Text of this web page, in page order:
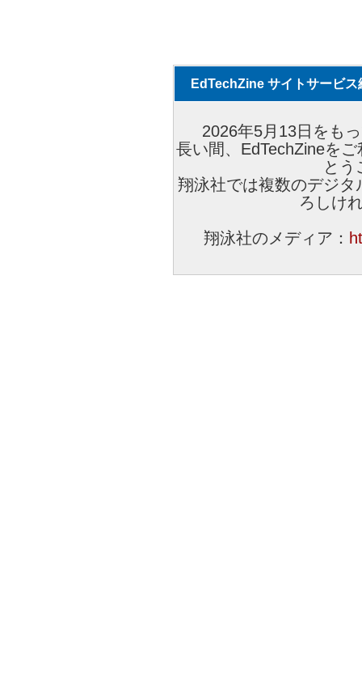
EdTechZine サイトサービス
2026年5月13日をも
長い間、EdTechZineを
とう
翔泳社では複数のデジ
ろしけ
翔泳社のメディア：